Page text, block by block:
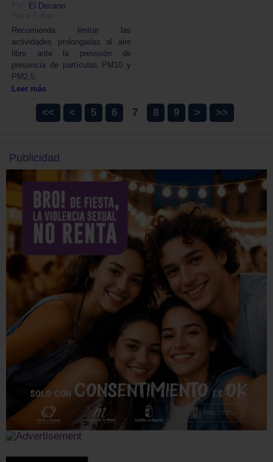
El Decano
Recomienda limitar las
actividades prolongadas al aire
libre ante la previsión de
presencia de partículas PM10 y
PM2,5.
Leer más
<< < 5 6 7 8 9 > >>
Publicidad